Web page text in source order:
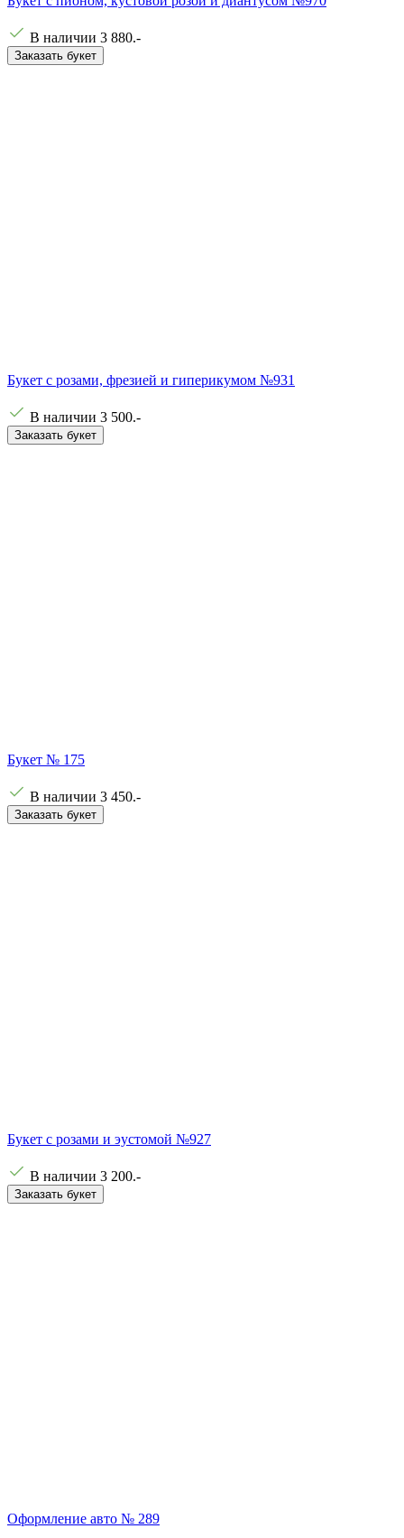
В наличии 3 880.-
Заказать букет
Букет с розами, фрезией и гиперикумом №931
В наличии 3 500.-
Заказать букет
Букет № 175
В наличии 3 450.-
Заказать букет
Букет с розами и эустомой №927
В наличии 3 200.-
Заказать букет
Оформление авто № 289